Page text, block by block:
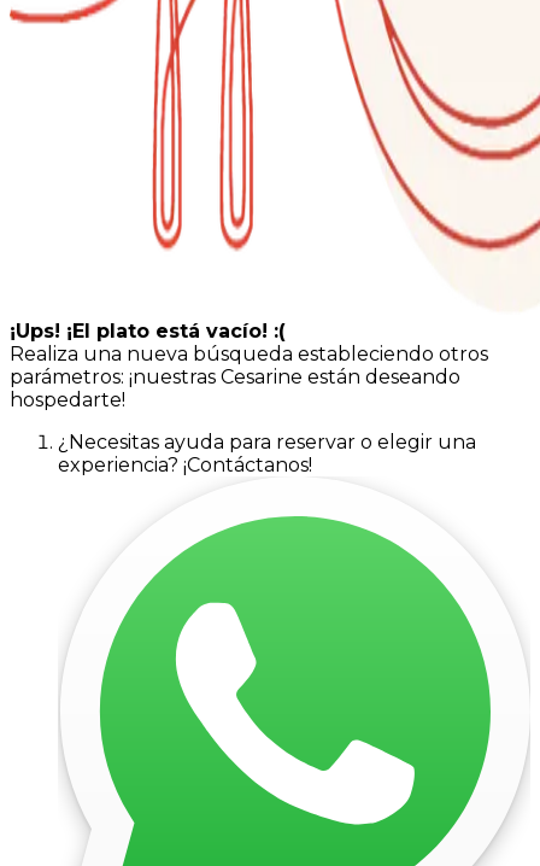
¡Ups! ¡El plato está vacío! :(
Realiza una nueva búsqueda estableciendo otros
parámetros: ¡nuestras Cesarine están deseando
hospedarte!
¿Necesitas ayuda para reservar o elegir una
experiencia? ¡Contáctanos!